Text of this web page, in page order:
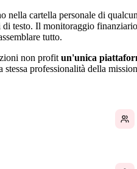
nella cartella personale di
testo. Il monitoraggio
tutto.
non profit un'unica
professionalità della